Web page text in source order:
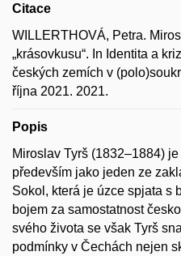
Citace
WILLERTHOVÁ, Petra.
„krásovkusu“. In Identita a
českých zemích v
října 2021. 2021.
Popis
Miroslav Tyrš (1832–1884)
především jako jeden ze
Sokol, která je úzce spjata s
bojem za samostatnost
svého života se však Tyrš
podmínky v Čechách nejen